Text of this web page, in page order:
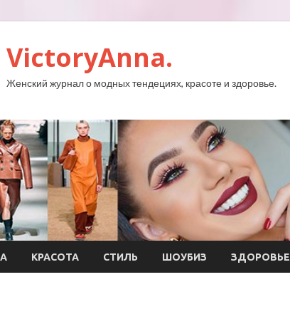
VictoryAnna.
Женский журнал о модных тендециях, красоте и здоровье.
КРАСОТА СТИЛЬ ШОУБИЗ ЗДОРОВЬЕ